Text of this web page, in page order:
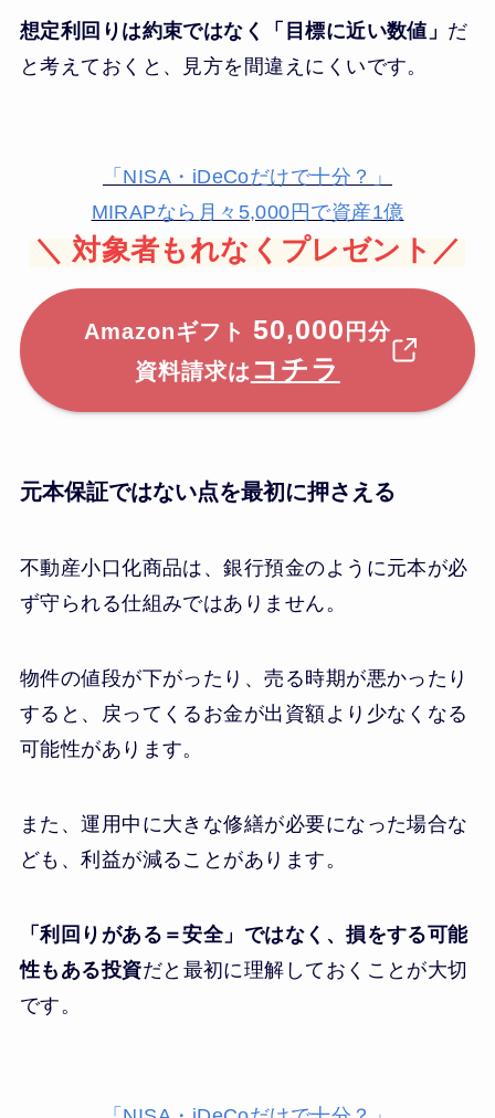
想定利回りは約束ではなく「目標に近い数値」 だ
と考えておくと、見方を間違えにくいです。
「NISA・iDeCoだけで十分？」
MIRAPなら月々5,000円で資産1億
＼ 対象者もれなくプレゼント／
Amazonギフト 50,000 円分
資料請求は コチラ
元本保証ではない点を最初に押さえる
不動産小口化商品は、銀行預金のように元本が必
ず守られる仕組みではありません。
物件の値段が下がったり、売る時期が悪かったり
すると、戻ってくるお金が出資額より少なくなる
可能性があります。
また、運用中に大きな修繕が必要になった場合な
ども、利益が減ることがあります。
「利回りがある＝安全」ではなく、損をする可能
性もある投資だと最初に理解しておくことが大切
です。